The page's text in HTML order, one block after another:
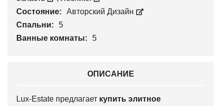
Состояние:
Авторский Дизайн
Спальни:
5
Ванные комнаты:
5
ОПИСАНИЕ
Lux-Estate предлагает купить элитное